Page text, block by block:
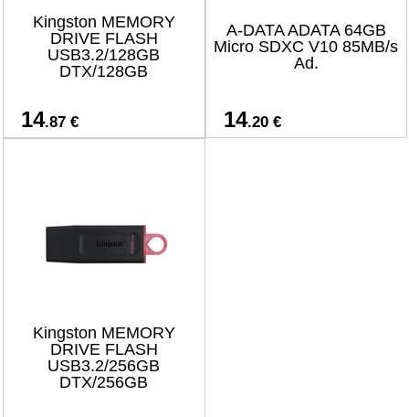
Kingston MEMORY
DRIVE FLASH
USB3.2/128GB
DTX/128GB
14.87 €
A-DATA ADATA 64GB
Micro SDXC V10 85MB/s
Ad.
14.20 €
Kingston MEMORY
DRIVE FLASH
USB3.2/256GB
DTX/256GB